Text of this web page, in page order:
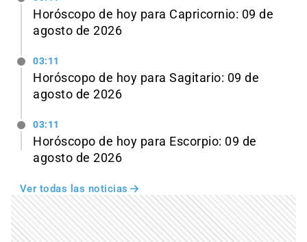
Horóscopo de hoy para Capricornio: 09 de
agosto de 2026
03:11
Horóscopo de hoy para Sagitario: 09 de
agosto de 2026
03:11
Horóscopo de hoy para Escorpio: 09 de
agosto de 2026
Ver todas las noticias